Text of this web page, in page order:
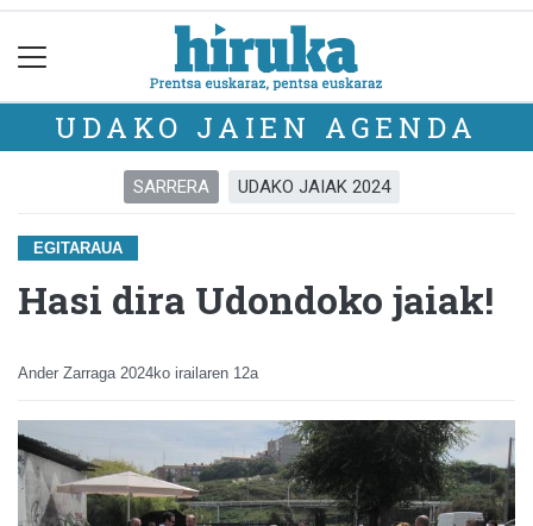
UDAKO JAIEN AGENDA
SARRERA UDAKO JAIAK 2024
EGITARAUA
Hasi dira Udondoko jaiak!
Ander Zarraga 2024ko irailaren 12a